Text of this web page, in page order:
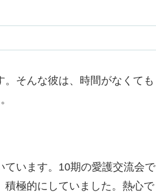
そんな彼は、時間がなくても
ています。10期の愛護交流会で
積極的にしていました。熱心で